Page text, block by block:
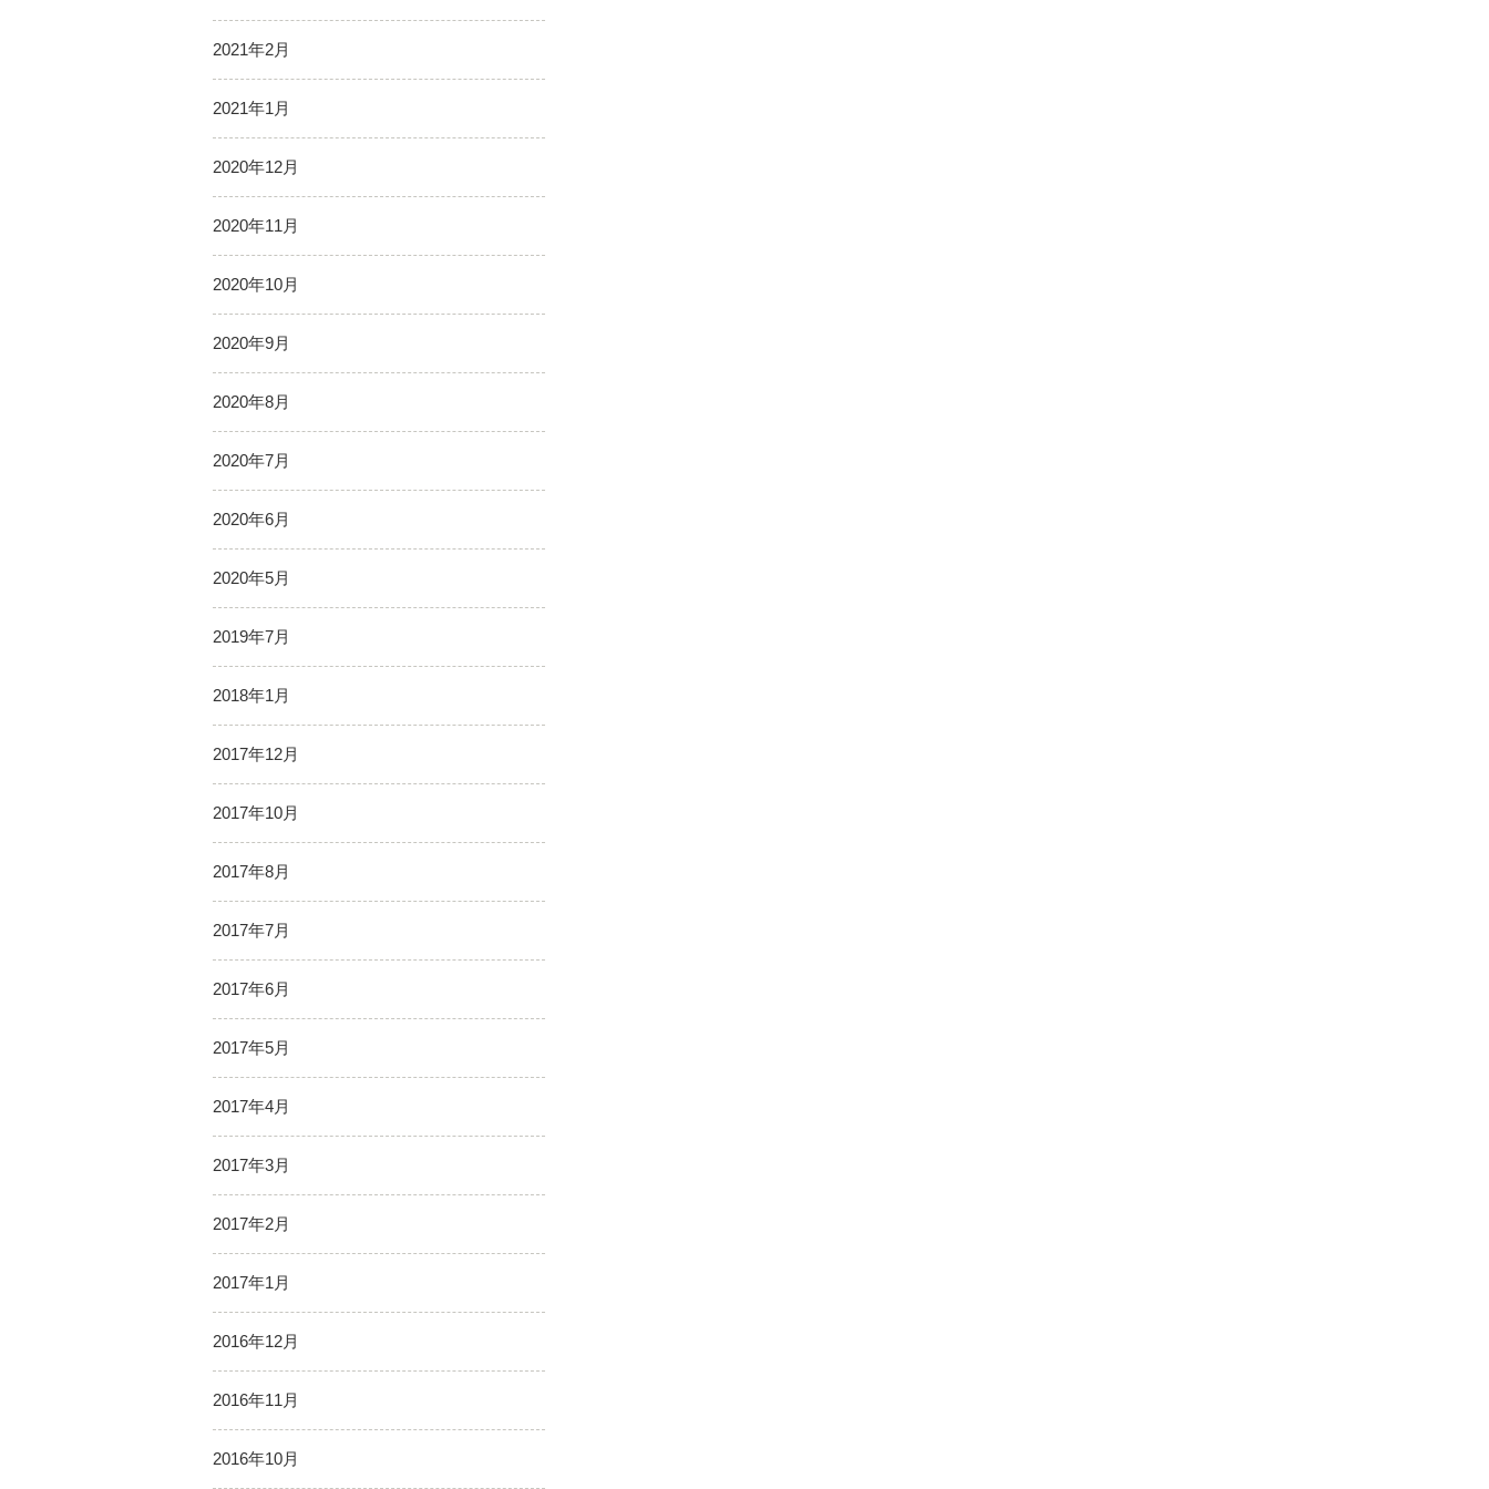
2021年2月
2021年1月
2020年12月
2020年11月
2020年10月
2020年9月
2020年8月
2020年7月
2020年6月
2020年5月
2019年7月
2018年1月
2017年12月
2017年10月
2017年8月
2017年7月
2017年6月
2017年5月
2017年4月
2017年3月
2017年2月
2017年1月
2016年12月
2016年11月
2016年10月